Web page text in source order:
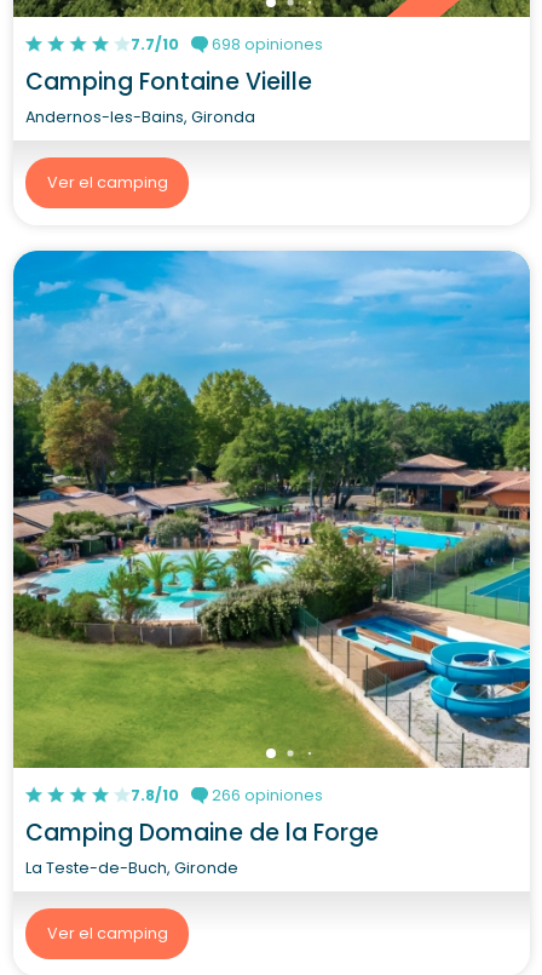
7.7/10 698 opiniones
Camping Fontaine Vieille
Andernos-les-Bains, Gironda
Ver el camping
7.8/10 266 opiniones
Camping Domaine de la Forge
La Teste-de-Buch, Gironde
Ver el camping